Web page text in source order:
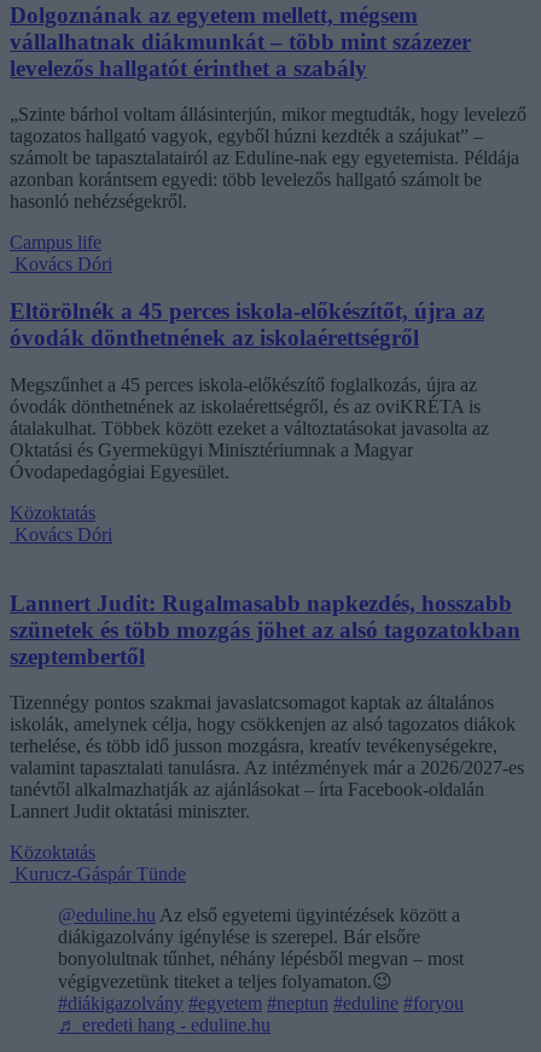
Dolgoznának az egyetem mellett, mégsem
vállalhatnak diákmunkát – több mint százezer
levelezős hallgatót érinthet a szabály
„Szinte bárhol voltam állásinterjún, mikor megtudták, hogy levelező
tagozatos hallgató vagyok, egyből húzni kezdték a szájukat” –
számolt be tapasztalatairól az Eduline-nak egy egyetemista. Példája
azonban korántsem egyedi: több levelezős hallgató számolt be
hasonló nehézségekről.
Campus life
Kovács Dóri
Eltörölnék a 45 perces iskola-előkészítőt, újra az
óvodák dönthetnének az iskolaérettségről
Megszűnhet a 45 perces iskola-előkészítő foglalkozás, újra az
óvodák dönthetnének az iskolaérettségről, és az oviKRÉTA is
átalakulhat. Többek között ezeket a változtatásokat javasolta az
Oktatási és Gyermekügyi Minisztériumnak a Magyar
Óvodapedagógiai Egyesület.
Közoktatás
Kovács Dóri
Lannert Judit: Rugalmasabb napkezdés, hosszabb
szünetek és több mozgás jöhet az alsó tagozatokban
szeptembertől
Tizennégy pontos szakmai javaslatcsomagot kaptak az általános
iskolák, amelynek célja, hogy csökkenjen az alsó tagozatos diákok
terhelése, és több idő jusson mozgásra, kreatív tevékenységekre,
valamint tapasztalati tanulásra. Az intézmények már a 2026/2027-es
tanévtől alkalmazhatják az ajánlásokat – írta Facebook-oldalán
Lannert Judit oktatási miniszter.
Közoktatás
Kurucz-Gáspár Tünde
@eduline.hu Az első egyetemi ügyintézések között a
diákigazolvány igénylése is szerepel. Bár elsőre
bonyolultnak tűnhet, néhány lépésből megvan – most
végigvezetünk titeket a teljes folyamaton.😉
#diákigazolvány #egyetem #neptun #eduline #foryou
♬ eredeti hang - eduline.hu